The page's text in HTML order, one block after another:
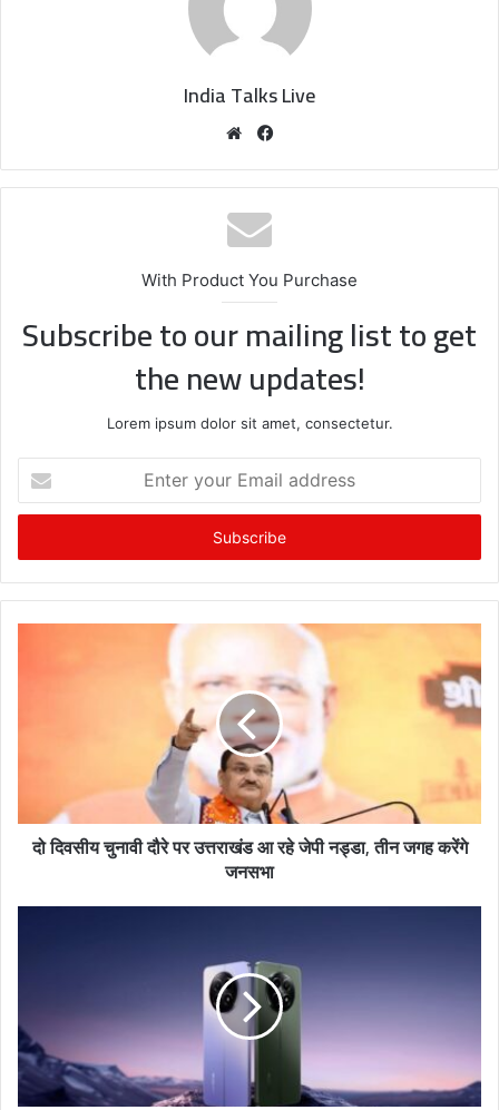
India Talks Live
We
te
bo
With Product You Purchase
Subscribe to our mailing list to get
the new updates!
Lorem ipsum dolor sit amet, consectetur.
t
r
y
दो दिवसीय चुनावी दौरे पर उत्तराखंड आ रहे जेपी नड्डा, तीन जगह करेंगे
जनसभा